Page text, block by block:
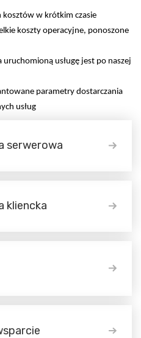
serwerowa
kliencka
kosztów w krótkim czasie
koszty operacyjne, ponoszone
usługę jest po naszej
parametry dostarczania
usług